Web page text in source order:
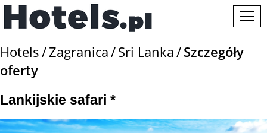
Hotels Zagranica Sri Lanka Szczegóły
oferty
Lankijskie safari *